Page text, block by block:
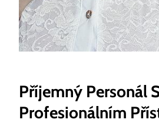
Příjemný Personál
Profesionálním